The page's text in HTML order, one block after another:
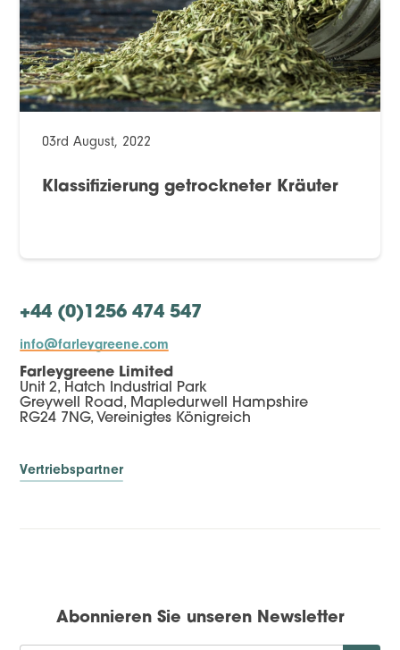
03rd August, 2022
Klassifizierung getrockneter Kräuter
+44 (0)1256 474 547
info@farleygreene.com
Farleygreene Limited
Unit 2, Hatch Industrial Park
Greywell Road, Mapledurwell Hampshire
RG24 7NG, Vereinigtes Königreich
Vertriebspartner
Abonnieren Sie unseren Newsletter